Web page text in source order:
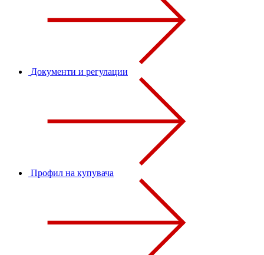
Документи и регулации
Профил на купувача